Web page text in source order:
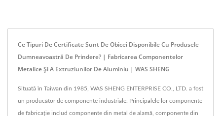
Ce Tipuri De Certificate Sunt De Obicei Disponibile Cu Produsele
Dumneavoastră De Prindere? | Fabricarea Componentelor
Metalice Și A Extruziunilor De Aluminiu | WAS SHENG
Situată în Taiwan din 1985, WAS SHENG ENTERPRISE CO., LTD. a fost
un producător de componente industriale. Principalele lor componente
de fabricație includ componente din metal de alamă, componente din